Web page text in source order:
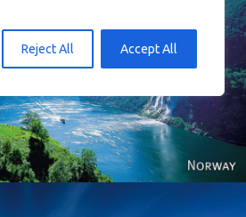
Reject All Accept All